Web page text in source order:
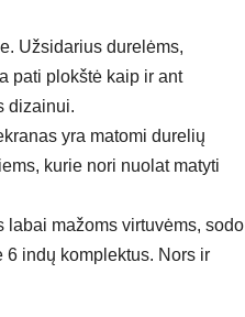
Užsidarius durelėms,
pati plokštė kaip ir ant
dizainui.
yra matomi durelių
kurie nori nuolat matyti
mažoms virtuvėms, sodo
6 indų komplektus. Nors ir